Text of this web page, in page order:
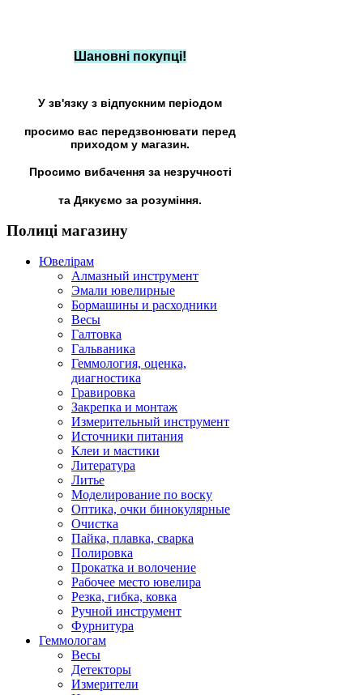
Шановні покупці!
У зв'язку з відпускним періодом
просимо вас передзвонювати перед
приходом у магазин.
Просимо вибачення за незручності
та Дякуємо за розуміння.
Полиці магазину
Ювелірам
Алмазный инструмент
Эмали ювелирные
Бормашины и расходники
Весы
Галтовка
Гальваника
Геммология, оценка,
диагностика
Гравировка
Закрепка и монтаж
Измерительный инструмент
Источники питания
Клеи и мастики
Литература
Литье
Моделирование по воску
Оптика, очки бинокулярные
Очистка
Пайка, плавка, сварка
Полировка
Прокатка и волочение
Рабочее место ювелира
Резка, гибка, ковка
Ручной инструмент
Фурнитура
Геммологам
Весы
Детекторы
Измерители